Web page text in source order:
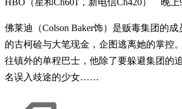
佛莱迪（Colson Baker饰）是贩毒集团的
的古柯硷与大笔现金，企图逃离她的掌控
往镇外的单程巴士，他除了要躲避集团的
名误入歧途的少女……